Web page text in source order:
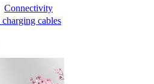
Connectivity
cables